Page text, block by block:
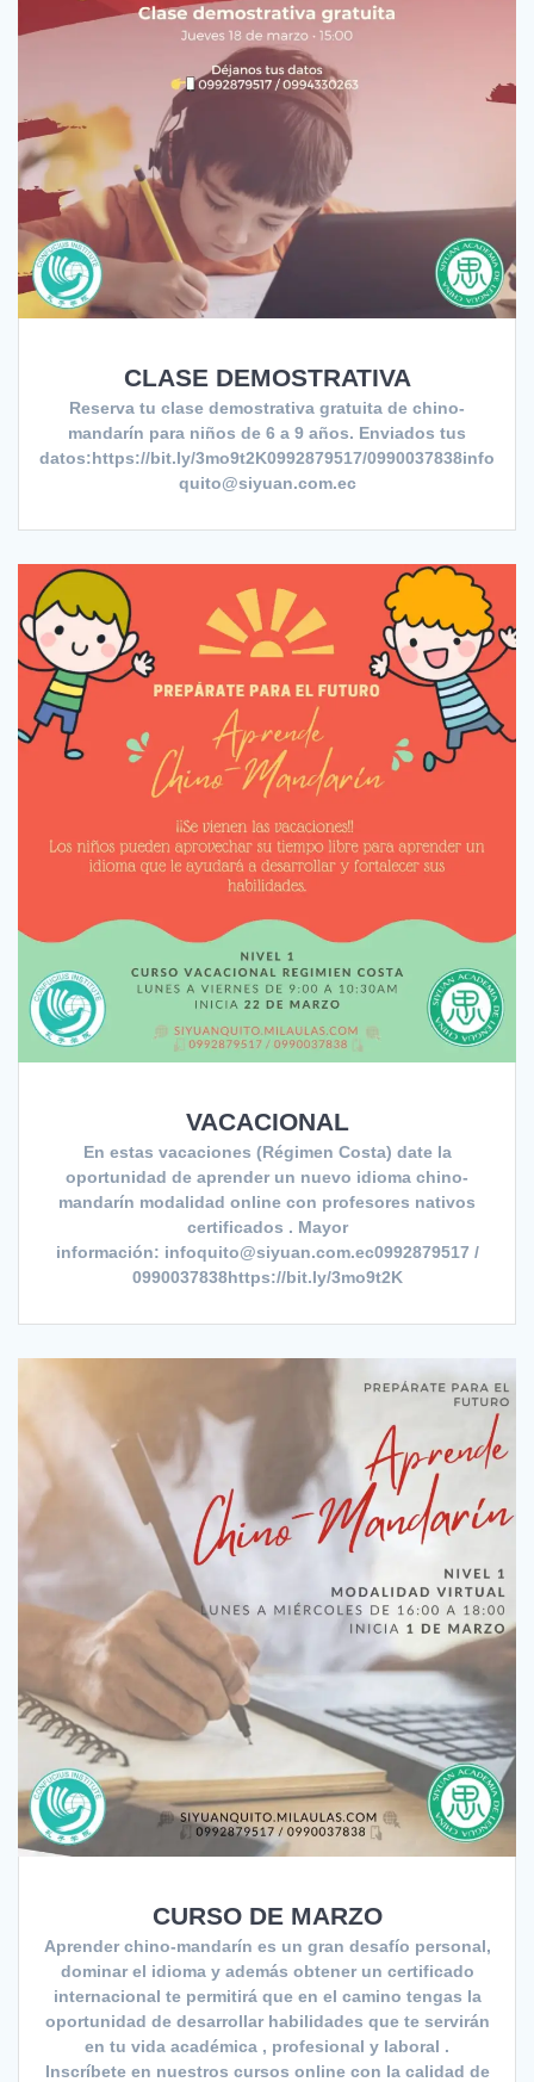
CLASE DEMOSTRATIVA
Reserva tu clase demostrativa gratuita de chino-
mandarín para niños de 6 a 9 años. Enviados tus
datos:https://bit.ly/3mo9t2K0992879517/0990037838info
quito@siyuan.com.ec
VACACIONAL
En estas vacaciones (Régimen Costa) date la
oportunidad de aprender un nuevo idioma chino-
mandarín modalidad online con profesores nativos
certificados . Mayor
información: infoquito@siyuan.com.ec0992879517 /
0990037838https://bit.ly/3mo9t2K
CURSO DE MARZO
Aprender chino-mandarín es un gran desafío personal,
dominar el idioma y además obtener un certificado
internacional te permitirá que en el camino tengas la
oportunidad de desarrollar habilidades que te servirán
en tu vida académica , profesional y laboral .
Inscríbete en nuestros cursos online con la calidad de